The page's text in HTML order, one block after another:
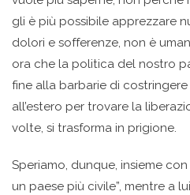
gli è più possibile apprezzare
dolori e sofferenze, non è
ora che la politica del nostro
fine alla barbarie di
all’estero per trovare la
volte, si trasforma in prigione.
Speriamo, dunque, insieme con
un paese più civile”, mentre a